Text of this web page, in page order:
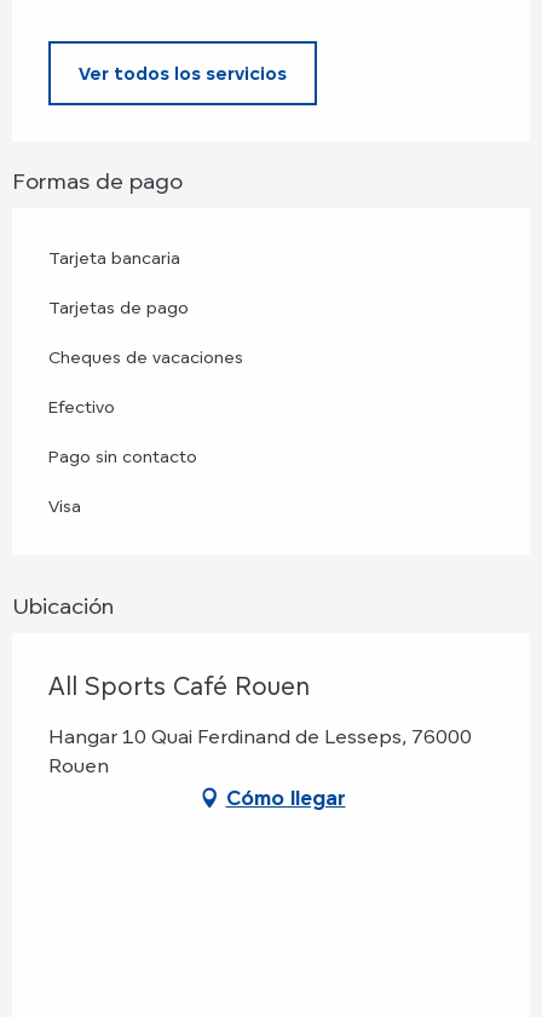
Ver todos los servicios
Formas de pago
Tarjeta bancaria
Tarjetas de pago
Cheques de vacaciones
Efectivo
Pago sin contacto
Visa
Ubicación
All Sports Café Rouen
Hangar 10 Quai Ferdinand de Lesseps, 76000
Rouen
Cómo llegar